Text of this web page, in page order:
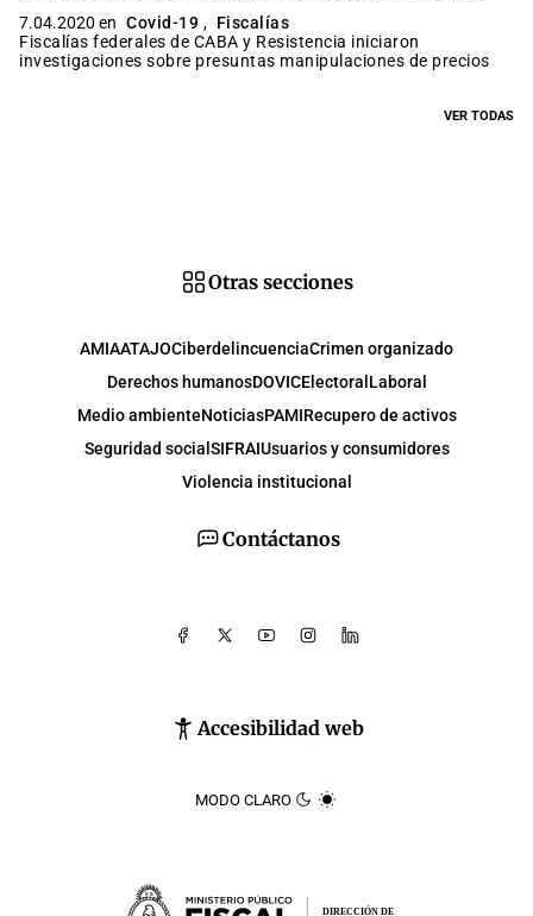
7.04.2020 en Covid-19 , Fiscalías
Fiscalías federales de CABA y Resistencia iniciaron
investigaciones sobre presuntas manipulaciones de precios
VER TODAS
Contáctanos
Accesibilidad web
MODO CLARO
Otras secciones
AMIAATAJOCiberdelincuenciaCrimen organizado
Derechos humanosDOVICElectoral Laboral
Medio ambienteNoticiasPAMIRecupero de activos
Seguridad social SIFRAIUsuarios y consumidores
Violencia institucional
DIRECCIÓN DE